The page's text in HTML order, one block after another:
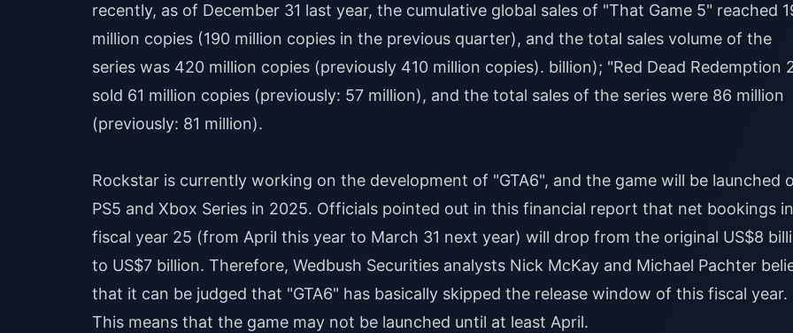
recently, as of December 31 last year, the cumulative global sales of "That Game 5" reached
million copies (190 million copies in the previous quarter), and the total sales volume of the
series was 420 million copies (previously 410 million copies). billion); "Red Dead Redemption
sold 61 million copies (previously: 57 million), and the total sales of the series were 86 million
(previously: 81 million).
Rockstar is currently working on the development of "GTA6", and the game will be launched
PS5 and Xbox Series in 2025. Officials pointed out in this financial report that net bookings in
fiscal year 25 (from April this year to March 31 next year) will drop from the original US$8
to US$7 billion. Therefore, Wedbush Securities analysts Nick McKay and Michael Pachter
that it can be judged that "GTA6" has basically skipped the release window of this fiscal year.
This means that the game may not be launched until at least April.